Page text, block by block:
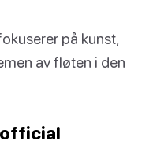
på kunst,
av fløten i den